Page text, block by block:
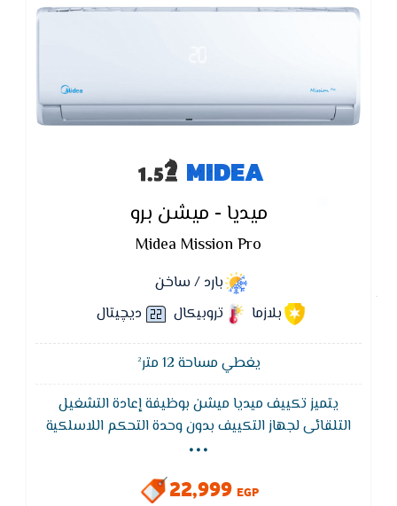
MIDEA
ميديا - ميشن برو
Midea Mission Pro
بارد / ساخن
بلازما
تروبيكال ديچيتال
يغطي مساحة 12 متر²
يتميز تكييف ميديا ميشن بوظيفة إعادة التشغيل
التلقائى لجهاز التكييف بدون وحدة التحكم اللاسلكية
فلاتر تنقيه لمقاومه الاتربه و الجراثيم و ادخنه السجائر
...
22,999 EGP